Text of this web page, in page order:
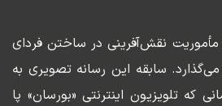
مأموریت نقش‌آفرینی در ساختن فردای
سابقه این رسانه تصویری به
زمانی که تلویزیون اینترنتی «بورسان» پا